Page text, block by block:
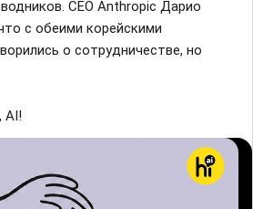
CEO Anthropic Дарио
с обеими корейскими
о сотрудничестве, но
AI!